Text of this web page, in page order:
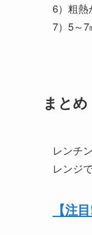
6）粗熱
7）5～
まとめ
レンチ
レンジ
【注